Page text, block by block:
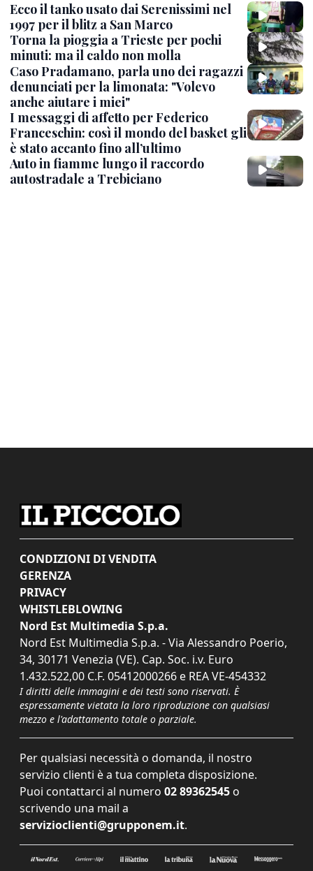
Ecco il tanko usato dai Serenissimi nel
1997 per il blitz a San Marco
Torna la pioggia a Trieste per pochi
minuti: ma il caldo non molla
Caso Pradamano, parla uno dei ragazzi
denunciati per la limonata: "Volevo
anche aiutare i miei"
I messaggi di affetto per Federico
Franceschin: così il mondo del basket gli
è stato accanto fino all’ultimo
Auto in fiamme lungo il raccordo
autostradale a Trebiciano
CONDIZIONI DI VENDITA
GERENZA
PRIVACY
WHISTLEBLOWING
Nord Est Multimedia S.p.a.
Nord Est Multimedia S.p.a. - Via Alessandro Poerio,
34, 30171 Venezia (VE). Cap. Soc. i.v. Euro
1.432.522,00 C.F. 05412000266 e REA VE-454332
I diritti delle immagini e dei testi sono riservati. È
espressamente vietata la loro riproduzione con qualsiasi
mezzo e l'adattamento totale o parziale.
Per qualsiasi necessità o domanda, il nostro
servizio clienti è a tua completa disposizione.
Puoi contattarci al numero 02 89362545 o
scrivendo una mail a
servizioclienti@grupponem.it.